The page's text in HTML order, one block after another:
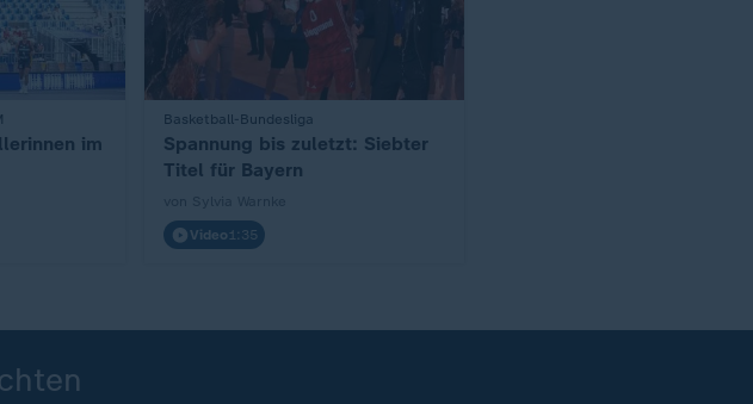
im
Basketball-Bundesliga
:
Spannung bis zuletzt: Siebter
Titel für Bayern
Video 1:35